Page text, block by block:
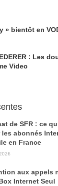
» bientôt en
: Les
Video
de SFR : ce
les abonnés
en France
aux appels
Internet Seul